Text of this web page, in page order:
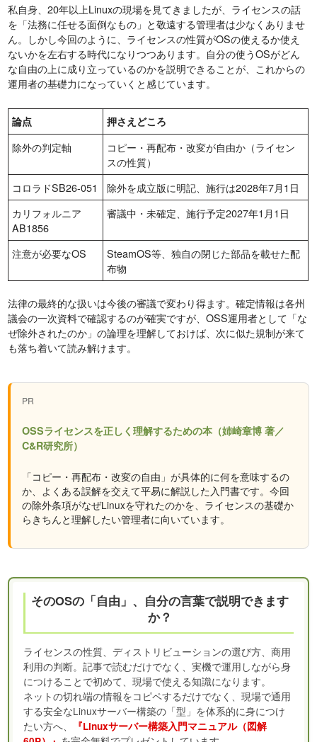
私自身、20年以上Linuxの現場を見てきましたが、ライセンスの話
を「法務に任せる面倒なもの」と敬遠する管理者は少なくありませ
ん。しかし今回のように、ライセンスの性質がOSの使えるか使え
ないかを左右する時代になりつつあります。自分の使うOSがどん
な自由の上に成り立っているのかを説明できることが、これからの
運用者の基礎力になっていくと感じています。
論点 押さえどころ
除外の判定軸
コピー・再配布・改変が自由か（ライセン
スの性質）
コロラドSB26-051
除外を成立版に明記、施行は2028年7月1日
カリフォルニア
AB1856
審議中・未確定、施行予定2027年1月1日
注意が必要なOS
SteamOS等、独自の閉じた部品を載せた配
布物
法律の最終的な扱いは今後の審議で変わり得ます。確定情報は各州
議会の一次資料で確認するのが確実ですが、OSS運用者として「な
ぜ除外されたのか」の論理を理解しておけば、次に似た規制が来て
も落ち着いて読み解けます。
PR
OSSライセンスを正しく理解するための本（姉崎章博 著／
C&R研究所）
「コピー・再配布・改変の自由」が具体的に何を意味するの
か、よくある誤解を交えて平易に解説した入門書です。今回
の除外条項がなぜLinuxを守れたのかを、ライセンスの基礎か
らきちんと理解したい管理者に向いています。
そのOSの「自由」、自分の言葉で説明できます
か？
ライセンスの性質、ディストリビューションの選び方、商用
利用の判断。記事で読むだけでなく、実機で運用しながら身
につけることで初めて、現場で使える知識になります。
ネットの切れ端の情報をコピペするだけでなく、現場で通用
する安全なLinuxサーバー構築の「型」を体系的に身につけ
たい方へ、
『Linuxサーバー構築入門マニュアル（図解